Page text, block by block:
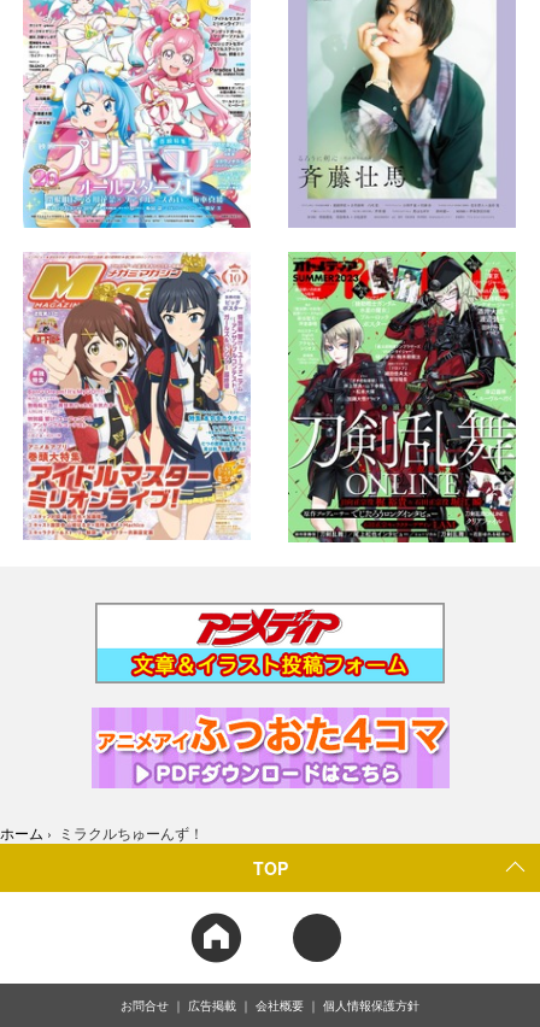
ホーム › ミラクルちゅーんず！
TOP
お問合せ 広告掲載 会社概要 個人情報保護方針